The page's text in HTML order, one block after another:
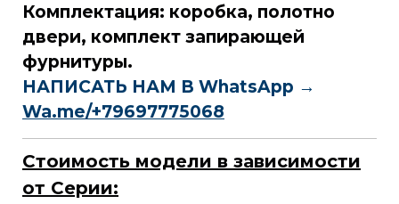
Комплектация: коробка, полотно
двери, комплект запирающей
фурнитуры.
НАПИСАТЬ НАМ В WhatsApp →
Wa.me/+79697775068
Стоимость модели в зависимости
от Серии: